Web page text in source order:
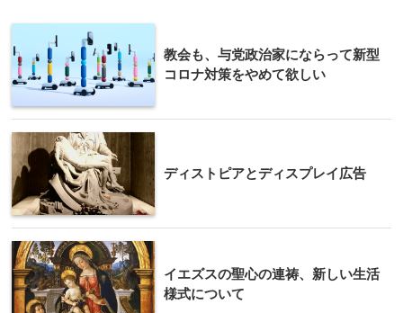
教会も、与党政治家にならって新型
コロナ対策をやめて欲しい
ディストピアとディスプレイ広告
イエズスの聖心の連祷、新しい生活
様式について